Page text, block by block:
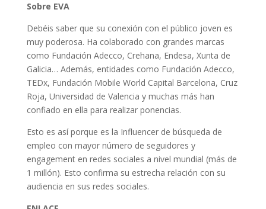
Sobre EVA
Debéis saber que su conexión con el público joven es
muy poderosa. Ha colaborado con grandes marcas
como Fundación Adecco, Crehana, Endesa, Xunta de
Galicia… Además, entidades como Fundación Adecco,
TEDx, Fundación Mobile World Capital Barcelona, Cruz
Roja, Universidad de Valencia y muchas más han
confiado en ella para realizar ponencias.
Esto es así porque es la Influencer de búsqueda de
empleo con mayor número de seguidores y
engagement en redes sociales a nivel mundial (más de
1 millón). Esto confirma su estrecha relación con su
audiencia en sus redes sociales.